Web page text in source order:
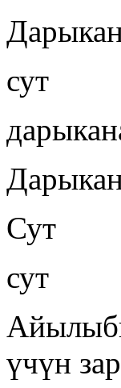
сут
Сут
сут
үчүн